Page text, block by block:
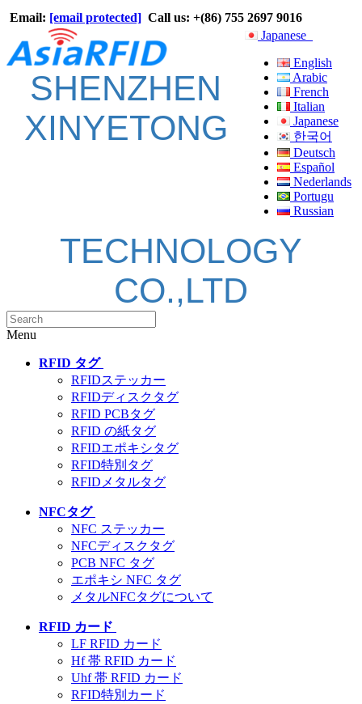
Email: [email protected] Call us: +(86) 755 2697 9016
Japanese
English
Arabic
French
Italian
Japanese
한국어
Deutsch
Español
Nederlands
Portugu
Russian
SHENZHEN
XINYETONG
TECHNOLOGY
CO.,LTD
Menu
RFID タグ
RFIDステッカー
RFIDディスクタグ
RFID PCBタグ
RFID の紙タグ
RFIDエポキシタグ
RFID特別タグ
RFIDメタルタグ
NFCタグ
NFC ステッカー
NFCディスクタグ
PCB NFC タグ
エポキシ NFC タグ
メタルNFCタグについて
RFID カード
LF RFID カード
Hf 帯 RFID カード
Uhf 帯 RFID カード
RFID特別カード